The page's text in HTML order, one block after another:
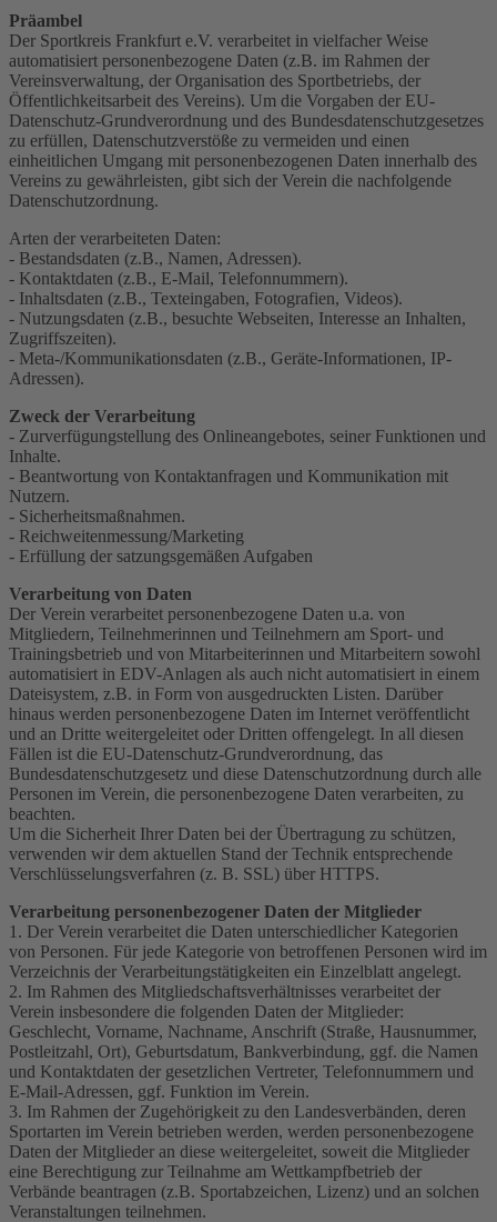
Präambel
Der Sportkreis Frankfurt e.V. verarbeitet in vielfacher Weise
automatisiert personenbezogene Daten (z.B. im Rahmen der
Vereinsverwaltung, der Organisation des Sportbetriebs, der
Öffentlichkeitsarbeit des Vereins). Um die Vorgaben der EU-
Datenschutz-Grundverordnung und des Bundesdatenschutzgesetzes
zu erfüllen, Datenschutzverstöße zu vermeiden und einen
einheitlichen Umgang mit personenbezogenen Daten innerhalb des
Vereins zu gewährleisten, gibt sich der Verein die nachfolgende
Datenschutzordnung.
Arten der verarbeiteten Daten:
- Bestandsdaten (z.B., Namen, Adressen).
- Kontaktdaten (z.B., E-Mail, Telefonnummern).
- Inhaltsdaten (z.B., Texteingaben, Fotografien, Videos).
- Nutzungsdaten (z.B., besuchte Webseiten, Interesse an Inhalten,
Zugriffszeiten).
- Meta-/Kommunikationsdaten (z.B., Geräte-Informationen, IP-
Adressen).
Zweck der Verarbeitung
- Zurverfügungstellung des Onlineangebotes, seiner Funktionen und
Inhalte.
- Beantwortung von Kontaktanfragen und Kommunikation mit
Nutzern.
- Sicherheitsmaßnahmen.
- Reichweitenmessung/Marketing
- Erfüllung der satzungsgemäßen Aufgaben
Verarbeitung von Daten
Der Verein verarbeitet personenbezogene Daten u.a. von
Mitgliedern, Teilnehmerinnen und Teilnehmern am Sport- und
Trainingsbetrieb und von Mitarbeiterinnen und Mitarbeitern sowohl
automatisiert in EDV-Anlagen als auch nicht automatisiert in einem
Dateisystem, z.B. in Form von ausgedruckten Listen. Darüber
hinaus werden personenbezogene Daten im Internet veröffentlicht
und an Dritte weitergeleitet oder Dritten offengelegt. In all diesen
Fällen ist die EU-Datenschutz-Grundverordnung, das
Bundesdatenschutzgesetz und diese Datenschutzordnung durch alle
Personen im Verein, die personenbezogene Daten verarbeiten, zu
beachten.
Um die Sicherheit Ihrer Daten bei der Übertragung zu schützen,
verwenden wir dem aktuellen Stand der Technik entsprechende
Verschlüsselungsverfahren (z. B. SSL) über HTTPS.
Verarbeitung personenbezogener Daten der Mitglieder
1. Der Verein verarbeitet die Daten unterschiedlicher Kategorien
von Personen. Für jede Kategorie von betroffenen Personen wird im
Verzeichnis der Verarbeitungstätigkeiten ein Einzelblatt angelegt.
2. Im Rahmen des Mitgliedschaftsverhältnisses verarbeitet der
Verein insbesondere die folgenden Daten der Mitglieder:
Geschlecht, Vorname, Nachname, Anschrift (Straße, Hausnummer,
Postleitzahl, Ort), Geburtsdatum, Bankverbindung, ggf. die Namen
und Kontaktdaten der gesetzlichen Vertreter, Telefonnummern und
E-Mail-Adressen, ggf. Funktion im Verein.
3. Im Rahmen der Zugehörigkeit zu den Landesverbänden, deren
Sportarten im Verein betrieben werden, werden personenbezogene
Daten der Mitglieder an diese weitergeleitet, soweit die Mitglieder
eine Berechtigung zur Teilnahme am Wettkampfbetrieb der
Verbände beantragen (z.B. Sportabzeichen, Lizenz) und an solchen
Veranstaltungen teilnehmen.